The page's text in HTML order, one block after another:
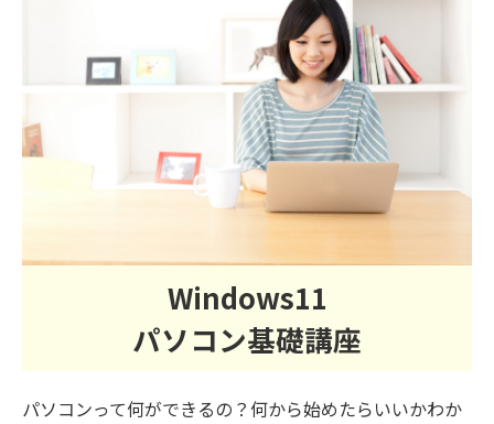
Windows11
パソコン基礎講座
パソコンって何ができるの？何から始めたらいいかわか